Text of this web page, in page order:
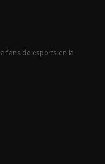
fans de esports en la